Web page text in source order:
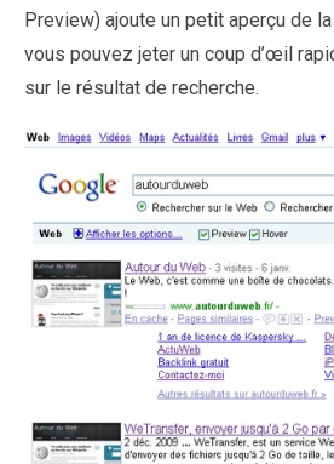
Preview) ajoute un petit aperçu de
vous pouvez jeter un coup d’œil
sur le résultat de recherche.